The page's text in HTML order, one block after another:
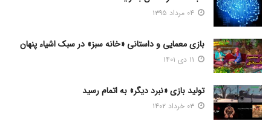
بازی معمایی و داستانی «خانه سبز» در سبک اشیاء پنهان
تولید بازی «نبرد دیگر» به اتمام رسید